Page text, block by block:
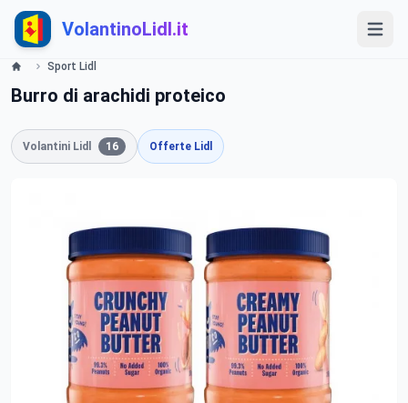
VolantinoLidl.it
Sport Lidl
Burro di arachidi proteico
Volantini Lidl 16 Offerte Lidl